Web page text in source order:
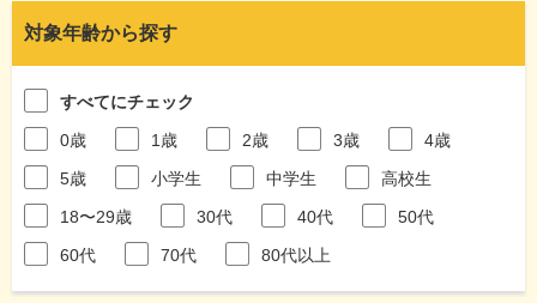
対象年齢から探す
すべてにチェック
0歳
1歳 2歳 3歳
4歳
5歳
小学生 中学生
高校生
18〜29歳
30代 40代
50代
60代
70代 80代以上